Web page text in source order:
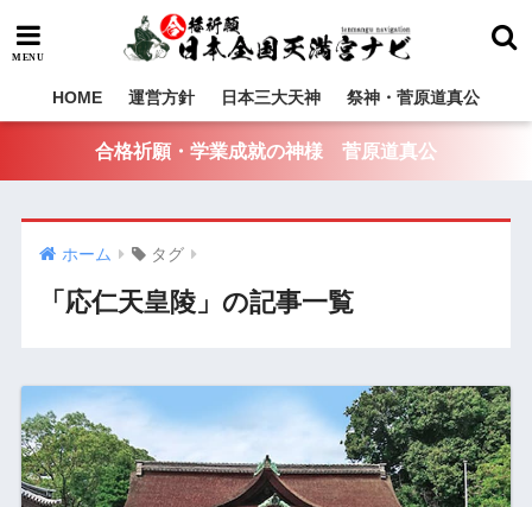
HOME 運営方針 日本三大天神 祭神・菅原道真公
合格祈願・学業成就の神様 菅原道真公
ホーム タグ
「応仁天皇陵」の記事一覧